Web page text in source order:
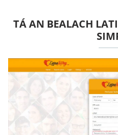
TÁ AN BEALACH